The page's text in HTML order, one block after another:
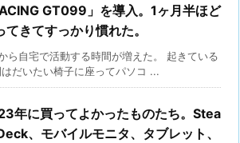
GT099」を導入。1ヶ月半ほど
てきてすっかり慣れた。
ら自宅で活動する時間が増えた。 起きている
だいたい椅子に座ってパソコ ...
年に買ってよかったものたち。Stea
、モバイルモニタ、タブレット、